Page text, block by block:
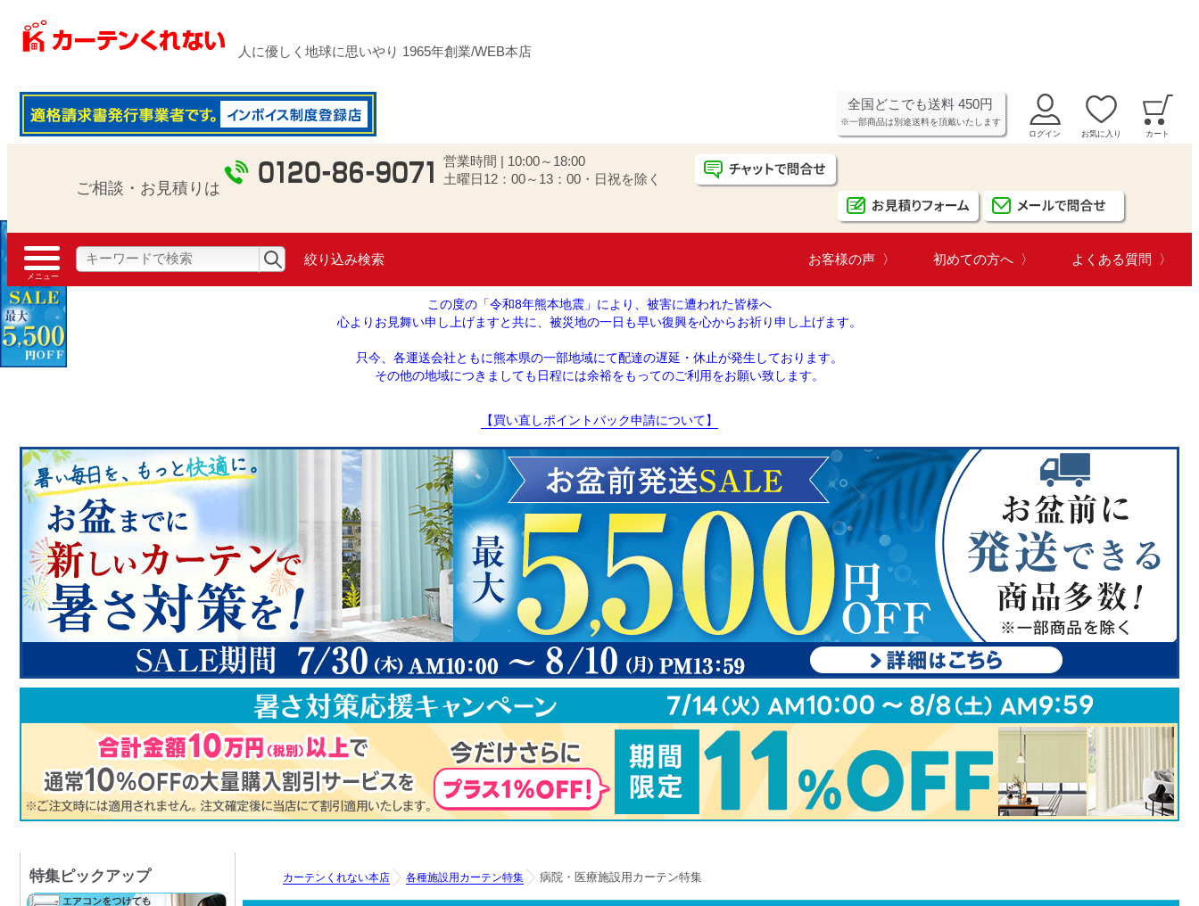
人に優しく地球に思いやり 1965年創業/WEB本店
カート
お気に入り
ログイン
全国どこでも送料 450円
※一部商品は別途送料を頂戴いたします
ご相談・お見積りは
営業時間 | 10:00～18:00
土曜日12：00～13：00・日祝を除く
絞り込み検索 よくある質問
初めての方へ
お客様の声
この度の「令和8年熊本地震」により、被害に遭われた皆様へ
心よりお見舞い申し上げますと共に、被災地の一日も早い復興を心からお祈り申し上げます。
只今、各運送会社ともに熊本県の一部地域にて配達の遅延・休止が発生しております。
その他の地域につきましても日程には余裕をもってのご利用をお願い致します。
【買い直しポイントバック申請について】
カーテンくれない本店 各種施設用カーテン特集 病院・医療施設用カーテン特集
特集ピックアップ